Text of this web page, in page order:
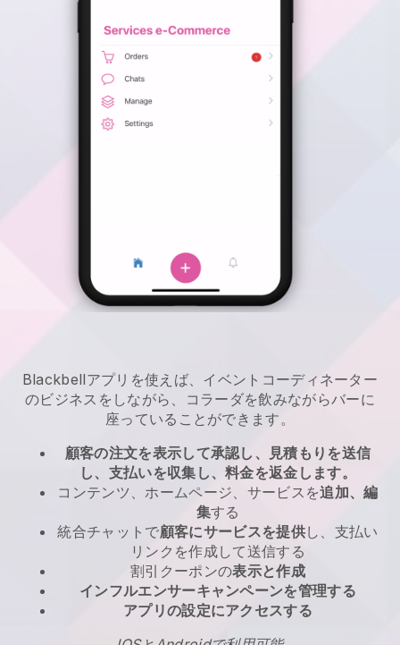
Blackbellアプリを使えば、イベントコーディネーター
のビジネスをしながら、コラーダを飲みながらバーに
座っていることができます。
顧客の注文を表示して承認し、見積もりを送信
し、支払いを収集し、料金を返金します。
コンテンツ、ホームページ、サービスを追加、編
集する
統合チャットで顧客にサービスを提供し、支払い
リンクを作成して送信する
割引クーポンの表示と作成
インフルエンサーキャンペーンを管理する
アプリの設定にアクセスする